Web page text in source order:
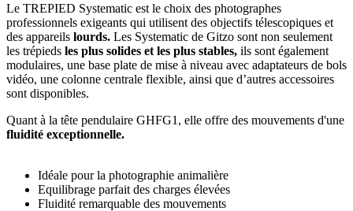
Le TREPIED Systematic est le choix des photographes
professionnels exigeants qui utilisent des objectifs télescopiques et
des appareils lourds. Les Systematic de Gitzo sont non seulement
les trépieds les plus solides et les plus stables, ils sont également
modulaires, une base plate de mise à niveau avec adaptateurs de bols
vidéo, une colonne centrale flexible, ainsi que d’autres accessoires
sont disponibles.
Quant à la tête pendulaire GHFG1, elle offre des mouvements d'une
fluidité exceptionnelle.
Idéale pour la photographie animalière
Equilibrage parfait des charges élevées
Fluidité remarquable des mouvements